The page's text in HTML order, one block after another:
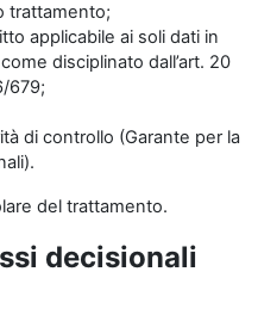
trattamento;
applicabile ai soli dati in
disciplinato dall’art. 20
679;
di controllo (Garante per la
del trattamento.
decisionali